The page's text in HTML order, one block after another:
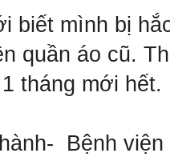
biết mình bị
quần áo cũ.
tháng mới hết.
Bệnh